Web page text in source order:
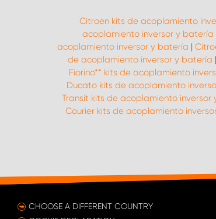
Citroen kits de acoplamiento
acoplamiento inversor y batería
acoplamiento inversor y batería |
de acoplamiento inversor y batería |
Fiorino** kits de acoplamiento
Ducato kits de acoplamiento
Transit kits de acoplamiento inversor
Courier kits de acoplamiento
CHOOSE A DIFFERENT COUNTRY